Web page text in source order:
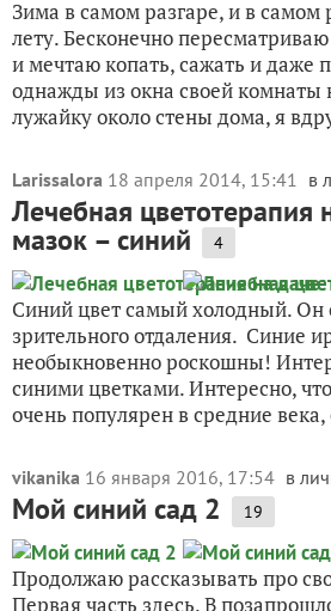
Зима в самом разгаре, и в самом
лету. Бесконечно
и мечтаю копать, сажать и даже
однажды из окна своей
лужайку около стены дома, я
Larissalora 18 апреля 2014, 15:41 в
Лечебная цветотерапия
мазок – синий 4
Синий цвет самый холодный. Он
зрительного отдаления. Синие
необыкновенно роскошны!
синими цветками. Интересно,
очень популярен в средние
vikanika 16 января 2016, 17:54 в
Мой синий сад 2 19
Продолжаю рассказывать про
Первая часть здесь. В